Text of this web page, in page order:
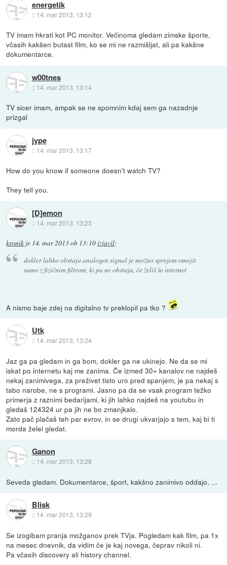
energetik
:: 14. mar 2013, 13:12
TV imam hkrati kot PC monitor. Večinoma gledam zimske športe,
včasih kakšen butast film, ko se mi ne razmišljat, ali pa kakšne
dokumentarce.
w00tnes
:: 14. mar 2013, 13:14
TV sicer imam, ampak se ne spomnim kdaj sem ga nazadnje
prizgal
jype
:: 14. mar 2013, 13:17
How do you know if someone doesn't watch TV?
They tell you.
[D]emon
:: 14. mar 2013, 13:23
kronik je 14. mar 2013 ob 13:10izjavil:
dokler lahko obstaja analogen signal je možno sprejem omejit
samo z fizičnim filtrom, ki pa ne obstaja, če želiš še internet
A nismo baje zdej na digitalno tv preklopil pa tko ?
Utk
:: 14. mar 2013, 13:24
Jaz ga pa gledam in ga bom, dokler ga ne ukinejo. Ne da se mi
iskat po internetu kaj me zanima. Če izmed 30+ kanalov ne najdeš
nekaj zanimivega, za preživet tisto uro pred spanjem, je pa nekaj s
tabo narobe, ne s programi. Jasno pa da se vsak program težko
primerja z raznimi bedarijami, ki jih lahko najdeš na youtubu in
gledaš 124324 ur pa jih ne bo zmanjkalo.
Zato pač plačaš teh par evrov, in se drugi ukvarjajo s tem, kaj bi ti
morda želel gledat.
Ganon
:: 14. mar 2013, 13:28
Seveda gledam. Dokumentarce, šport, kakšno zanimivo oddajo, ...
Blisk
:: 14. mar 2013, 13:29
Se izogibam pranja možganov prek TVja. Pogledam kak film, pa 1x
na mesec dnevnik, da vidim če je kaj novega, čeprav nikoli ni.
Pa včasih discovery ali history channel.